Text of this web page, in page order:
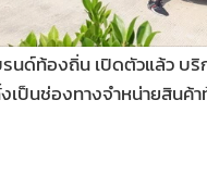
รนด์ท้องถิ่น เปิดตัวแล้ว บริ
เป็นช่องทางจำหน่ายสินค้